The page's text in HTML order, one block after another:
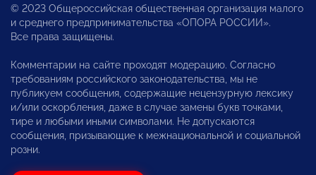
© 2023 Общероссийская общественная организация малого
и среднего предпринимательства «ОПОРА РОССИИ».
Все права защищены.
Комментарии на сайте проходят модерацию. Согласно
требованиям российского законодательства, мы не
публикуем сообщения, содержащие нецензурную лексику
и/или оскорбления, даже в случае замены букв точками,
тире и любыми иными символами. Не допускаются
сообщения, призывающие к межнациональной и социальной
розни.